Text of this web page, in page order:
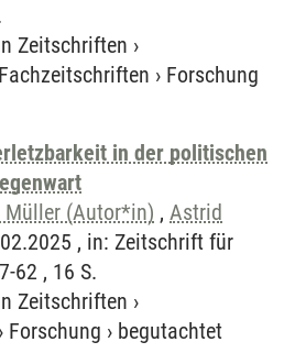
Zeitschriften ›
› Forschung
in der politischen
(Autor*in) , Astrid
, in: Zeitschrift für
62 , 16 S.
Zeitschriften ›
› Forschung › begutachtet